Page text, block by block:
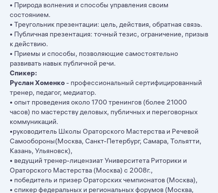
• Природа волнения и способы управления своим
состоянием.
• Треугольник презентации: цель, действия, обратная связь.
• Публичная презентация: точный тезис, ограничение, призыв
к действию.
• Приемы и способы, позволяющие самостоятельно
развивать навык публичной речи.
Спикер:
Руслан Хоменко- профессиональный сертифицированный
тренер, педагог, медиатор.
• опыт проведения около 1700 тренингов (более 21000
часов) по мастерству деловых, публичных и переговорных
коммуникаций.
•руководитель Школы Ораторского Мастерства и Речевой
Самообороны(Москва, Санкт-Петербург, Самара, Тольятти,
Казань, Ульяновск),
• ведущий тренер-лицензиат Университета Риторики и
Ораторского Мастерства (Москва) с 2008г.,
• победитель и призер Ораторских чемпионатов (Москва),
• спикер федеральных и региональных форумов (Москва,